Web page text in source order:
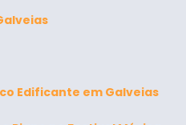
Edificante em Galveias